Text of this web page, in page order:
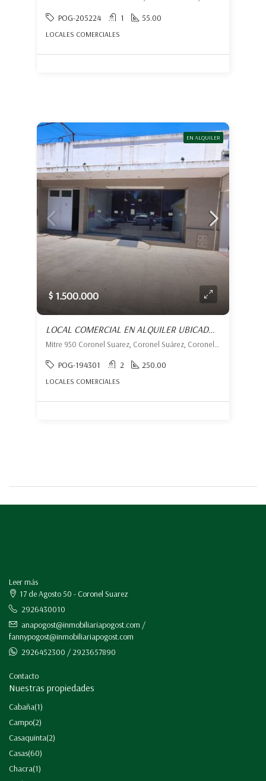
POG-205224 1 55.00
LOCALES COMERCIALES
EN ALQUILER
$ 1.500.000
LOCAL COMERCIAL EN ALQUILER UBICADO EN CORONEL SUÁREZ
POG-194301 2 250.00
LOCALES COMERCIALES
Leer más
17 de Agosto 50 - Coronel Suarez
2926430010
anapogost@inmobiliariapogost.com /
fannypogost@inmobiliariapogost.com
2926452300 / 2923657890
Contacto
Nuestras propiedades
Cabaña(1)
Campo(2)
Casaquinta(2)
Casas(60)
Chacra(1)